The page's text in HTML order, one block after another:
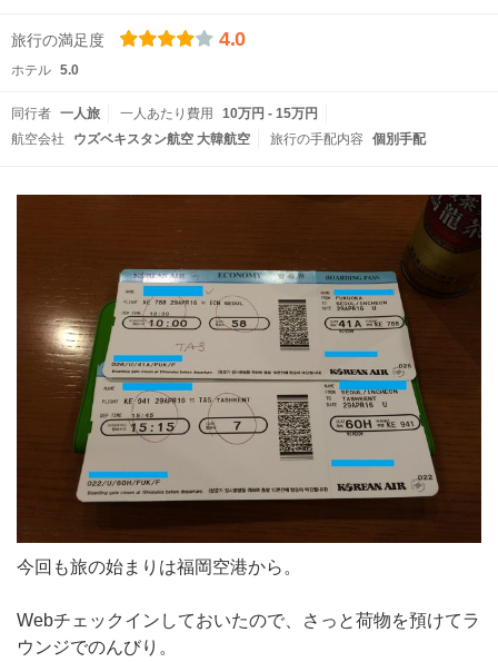
旅行の満足度 4.0
ホテル 5.0
同行者 一人旅 一人あたり費用
10万円 - 15万円
航空会社
ウズベキスタン航空 大韓航空 旅行の手配内容 個別手配
今回も旅の始まりは福岡空港から。
Webチェックインしておいたので、さっと荷物を預けてラ
ウンジでのんびり。